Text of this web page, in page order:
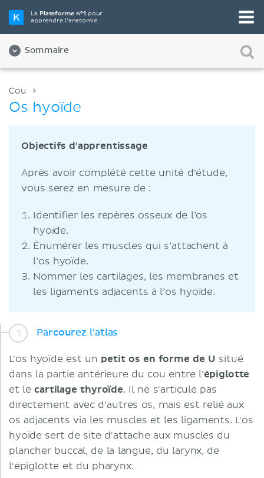
La Plateforme n°1 pour
apprendre l’anatomie
Sommaire
Cou
Os hyoïde
Objectifs d'apprentissage
Après avoir complété cette unité d'étude,
vous serez en mesure de :
Identifier les repères osseux de l’os
hyoïde.
Énumérer les muscles qui s’attachent à
l’os hyoïde.
Nommer les cartilages, les membranes et
les ligaments adjacents à l’os hyoïde.
Parcourez l'atlas
L'os hyoïde est un petit os en forme de U situé
dans la partie antérieure du cou entre l'épiglotte
et lecartilage thyroïde. Il ne s'articule pas
directement avec d'autres os, mais est relié aux
os adjacents via les muscles et les ligaments. L'os
hyoïde sert de site d'attache aux muscles du
plancher buccal, de la langue, du larynx, de
l'épiglotte et du pharynx.